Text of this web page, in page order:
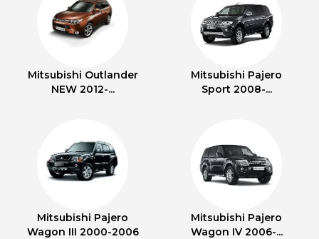
Mitsubishi Outlander
NEW 2012-...
Mitsubishi Pajero
Sport 2008-...
Mitsubishi Pajero
Wagon III 2000-2006
Mitsubishi Pajero
Wagon IV 2006-...